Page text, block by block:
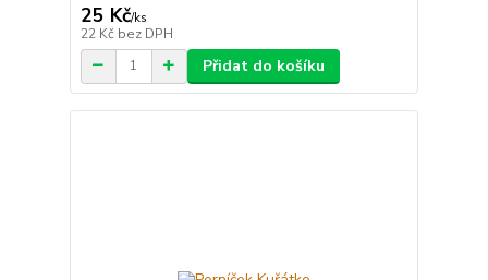
25 Kč/ks
22 Kč bez DPH
Přidat do košíku